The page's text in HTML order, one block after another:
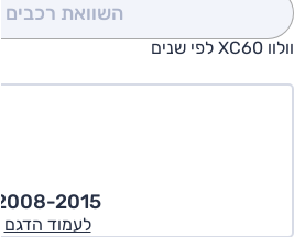
השוואת רכבים
וולוו XC60 לפי שנים
2008-2015
לעמוד הדגם